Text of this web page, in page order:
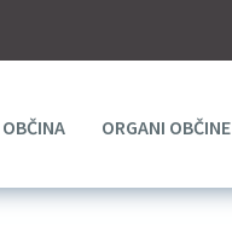
OBČINA ORGANI OBČINE